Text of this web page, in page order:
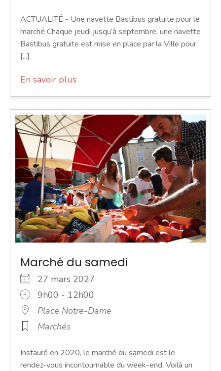
ACTUALITÉ - Une navette Bastibus gratuite pour le
marché Chaque jeudi jusqu’à septembre, une navette
Bastibus gratuite est mise en place par la Ville pour
[...]
En savoir plus
Marché du samedi
27 mars 2027
9h00 - 12h00
Place Notre-Dame
Marchés
Instauré en 2020, le marché du samedi est le
rendez-vous incontournable du week-end. Voilà un